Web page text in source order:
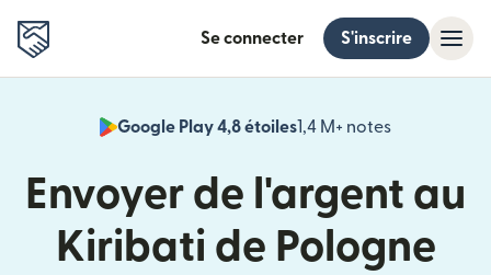
Se connecter S'inscrire
Google Play 4,8 étoiles1,4 M+ notes
Envoyer de l'argent au
Kiribati de Pologne